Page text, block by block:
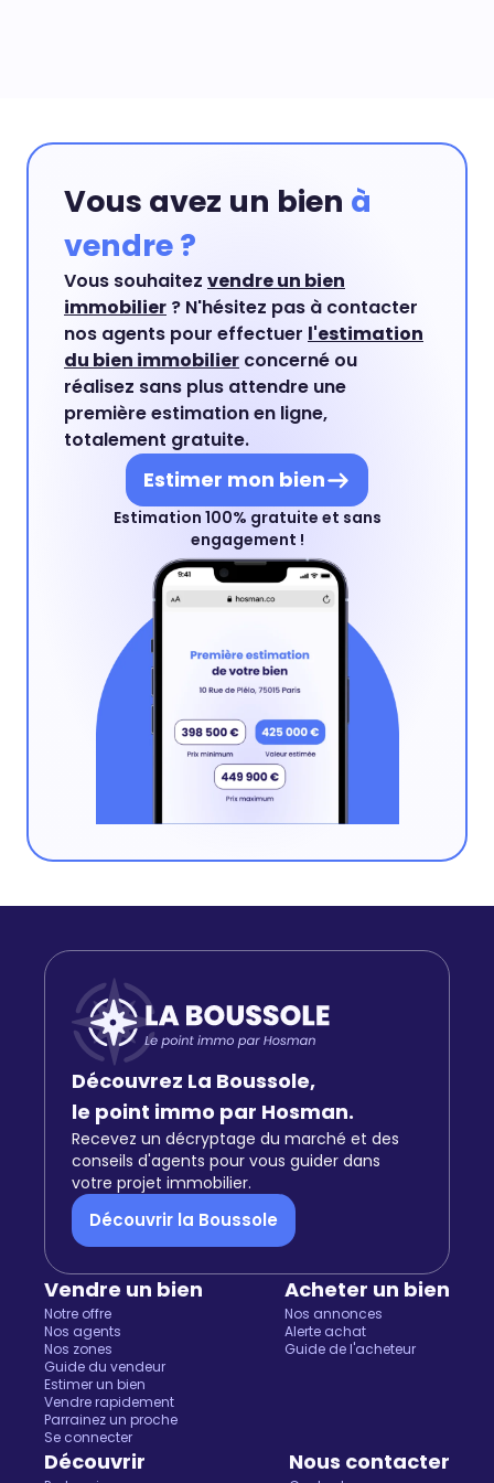
Salut c'est nous...
les Cookies !
indispensables à la signature de la promesse.
Vous avez un bien à
vendre ?
Vous souhaitez vendre un bien
immobilier ? N'hésitez pas à contacter
nos agents pour effectuer l'estimation
du bien immobilier concerné ou
réalisez sans plus attendre une
première estimation en ligne,
totalement gratuite.
Estimer mon bien
Estimation 100% gratuite et sans
engagement !
Découvrez La Boussole,
le point immo par Hosman.
Recevez un décryptage du marché et des
conseils d'agents pour vous guider dans
votre projet immobilier.
Découvrir la Boussole
Vendre un bien
Notre offre
Nos agents
Nos zones
Guide du vendeur
Estimer un bien
Vendre rapidement
Parrainez un proche
Se connecter
Acheter un bien
Nos annonces
Alerte achat
Guide de l'acheteur
Découvrir Nous contacter